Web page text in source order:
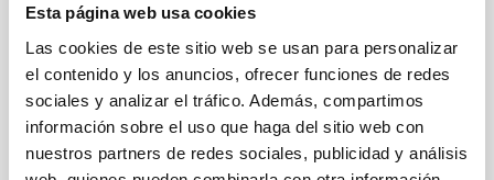
Esta página web usa cookies
Las cookies de este sitio web se usan para personalizar
el contenido y los anuncios, ofrecer funciones de redes
sociales y analizar el tráfico. Además, compartimos
información sobre el uso que haga del sitio web con
nuestros partners de redes sociales, publicidad y análisis
telescopios William Herschel e Isaac
Newton entre el Instituto de Astrofísica de
Canarias (IAC) y Science and Technology
Facilities Council (STFC) y la Nederlandese
Organisatie voor Wetenschappelijk
Onderzoek (NWO)